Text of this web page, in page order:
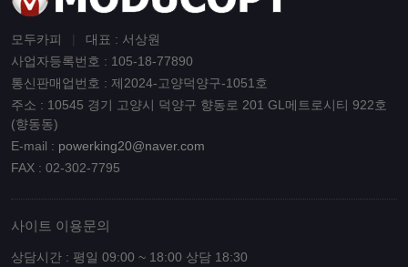
모두카피
대표 : 서상원
사업자등록번호 : 105-18-77890
통신판매업번호 : 제2024-고양덕양구-1051호
주소 : 10545 경기 고양시 덕양구 향동로 201 GL메트로시티 922호
(향동동)
E-mail : powerking20@naver.com
FAX : 02-302-7795
사이트 이용문의
상담시간 : 평일 09:00 ~ 18:00 상담 18:30